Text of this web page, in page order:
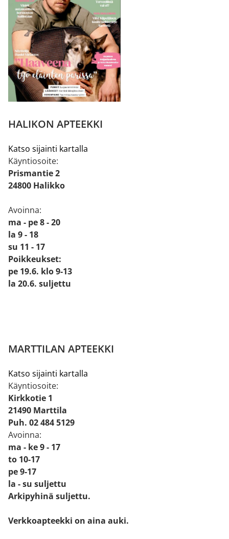
HALIKON APTEEKKI
Katso sijainti kartalla
Käyntiosoite:
Prismantie 2
24800 Halikko
Avoinna:
ma - pe 8 - 20
la 9 - 18
su 11 - 17
Poikkeukset:
pe 19.6. klo 9-13
la 20.6. suljettu
MARTTILAN APTEEKKI
Katso sijainti kartalla
Käyntiosoite:
Kirkkotie 1
21490 Marttila
Puh. 02 484 5129
Avoinna:
ma - ke 9 - 17
to 10-17
pe 9-17
la - su suljettu
Arkipyhinä suljettu.
Verkkoapteekki on aina auki.